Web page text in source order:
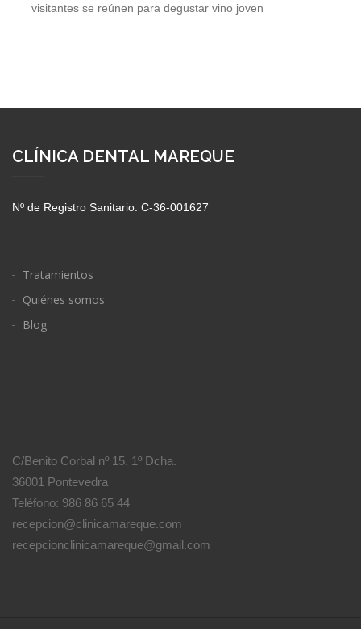
visitantes se reúnen para degustar vino joven
CLÍNICA DENTAL MAREQUE
Nº de Registro Sanitario: C-36-001627
Tratamientos
Quiénes somos
Blog
C/Benito Corbal nº 15. 1º Dcha.
36001 Pontevedra
Teléfono: 986 86 65 44
recepcion@clinicamareque.com
recepcionclinicamareque@gmail.com